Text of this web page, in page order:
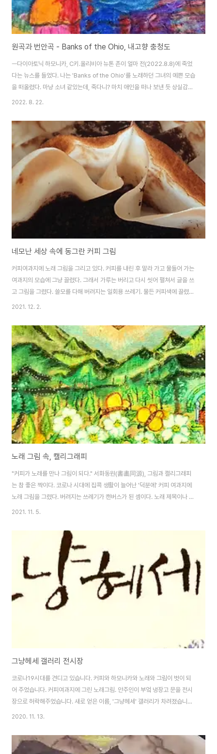
원곡과 번안곡 - Banks of the Ohio, 내고향 충청도
ㅡ다이아토닉 하모니카, C키.올리비아 뉴톤 존이 얼마 전(2022.8.8)에 죽었
다는 뉴스를 들었다. 나는 'Banks of the Ohio'를 노래하던 그녀의 예쁜 모습
을 떠올렸다. 마냥 소녀 같았는데, 죽다니? 마치 애인을 떠나 보낸 듯 상실감이
밀려왔다. 'Banks of the Ohio(오하이오 강둑)'는 오하이오 강변을 산책하다
올리비아 뉴톤 존은 주인공이 되어, 살인범의 진술을 밝게 노래하였다. 올리비
아 뉴톤 존이 1971년에'Banks of the Ohio'를 노래하기 10년전에 조안 바
에즈(Joan Baez)가 먼저 발표하였다. 다만 존 바에즈는 화자를 죽어가는 남
성으로 설정해서 노래하고 있는 반면에 올리비아 뉴튼..
2022. 8. 22.
네모난 세상 속에 동그란 커피 그림
커피여과지에 노래 그림을 그리고 있다. 커피를 내린 후 말라 가고 물들어 가는
여과지의 모습에 그냥 끌렸다. 그래서 가루는 버리고 다시 씻어 펼쳐서 글을 쓰
고 그림을 그렸다. 쓸모를 다해 버려지는 일회용 쓰레기. 물든 커피색에 끌렸고,
화선(畵扇, 부채 그림) 같아서 마음에 들었다. 세상의 집들은 온통 네모나다.
판도 책상도 네모나고, 아이들 책과 공책들도 네모나고, 그림들도 네모나다. 그
래서 '네모난 세상'이라고 노래하였지. 네모난 세상에 살아가며 찾아낸 나의 커
피여과지 그림은 동그라미 라서 좋았다. 근래에는 듣지 않던 LP판을 액자로 삼
아 노래 그림을 붙이니 해와 달을 닮아서 좋았다. LP판에게 생명 같은 노래를
선물해서 더..
2021. 12. 2.
노래 그림 속, 캘리그래피
"커피가 노래를 만나 그림이 되다." 서화동원(書畵同源), 그림과 캘리그래피
는 참 좋은 짝이다. 코로나 시대에 집콕 생활이 늘어난 '덕분에' 커피 여과지에
노래 그림을 그렸다. 버려지는 쓰레기가 캔버스가 된 셈이다. 노래 제목이나 노
랫말에서 연상되는 문구를 그림 속에 넣었다 1. 이연실, 산과 숲을 "숲 숲
런, 김광석의 '두바퀴로 가는 자동차 원곡'(양병집 번안, 역ㆍ逆)이다. 두 곡을
따로 그려서 하나의 그림같이 LP판에 붙였다. 하모니카를 부는 밥 딜런의 곱슬
머리 속에 "Dylan" 알파벳을 넣었고. 3. 존 레넌, ㅡ 노랫말 속의 Todayㆍ오
늘을 표현하고자, 해와 달을 "오ㆍ늘" 글자로 그렸고, '오늘을 사는 것..
2021. 11. 5.
그냥헤세 갤러리 전시장
코로나19시대를 견디고 있습니다. 커피와 하모니카와 노래와 그림이 벗이 되
어 주었습니다. 커피여과지에 그린 노래그림. 안주인이 부엌 냉장고 문을 전시
장으로 허락해주었습니다. 새로 얻은 이름, '그냥헤세' 갤러리가 차려졌습니다.
냉장고에 붙은 그림이 훼손된다며 걱정해주는 안주인 덕분에 드디어 넓은 갤러
래요. 갤러리 이야기 여기 가난한 화가는 캔버스 살 돈 없어 버려지는 일회용 커
피여과지를 도화지 삼아 그림을 그립니다. 화려한 유화 물감 대신에 12색 수채
2020. 11. 13.